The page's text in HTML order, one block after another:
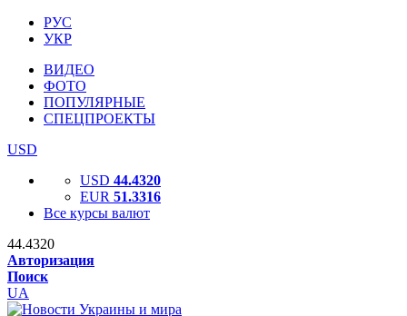
РУС
УКР
ВИДЕО
ФОТО
ПОПУЛЯРНЫЕ
СПЕЦПРОЕКТЫ
USD
USD 44.4320
EUR 51.3316
Все курсы валют
44.4320
Авторизация
Поиск
UA